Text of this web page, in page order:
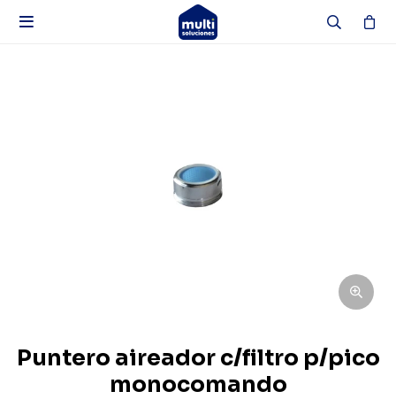

Puntero aireador c/filtro p/pico
monocomando